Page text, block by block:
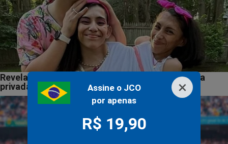
×
Assine o JCO
por apenas
R$ 19,90